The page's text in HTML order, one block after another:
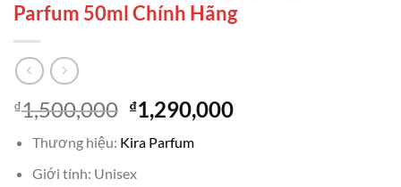
Parfum 50ml Chính Hãng
₫1,500,000 Giá
gốc
là:
₫1,500,000.
₫1,290,000Giá
Thương hiệu: Kira Parfum
Giới tính: Unisex